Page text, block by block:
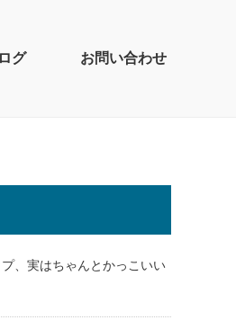
グ お問い合わせ
、実はちゃんとかっこいい